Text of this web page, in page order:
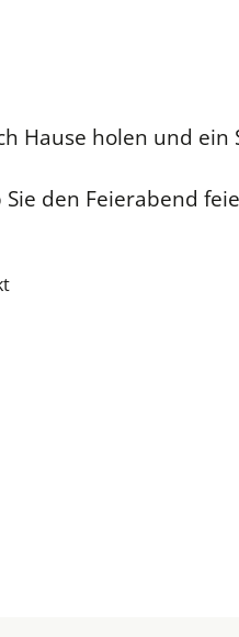
Hause holen und ein
den Feierabend